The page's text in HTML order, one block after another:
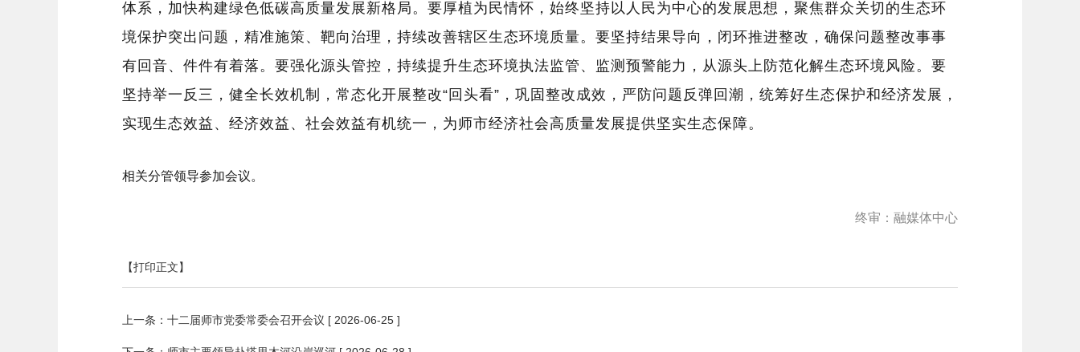
体系，加快构建绿色低碳高质量发展新格局。要厚植为民情怀，始终坚持以人民为中心的发展思想，聚焦群众关切的生态环
境保护突出问题，精准施策、靶向治理，持续改善辖区生态环境质量。要坚持结果导向 ， 闭环推进整改，确保问题整改事事
有回音、件件有着落。要强化源头管控，持续提升生态环境执法监管、监测预警能力，从源头上防范化解生态环境风险。要
坚持举一反三 ， 健全长效机制，常态化开展整改“回头看” ， 巩固整改成效，严防问题反弹回潮 ， 统筹好生态保护和经济发展，
实现生态效益、经济效益、社会效益有机统一，为师市经济社会高质量发展提供坚实生态保障。
相关分管领导参加会议。
终审：融媒体中心
【打印正文】
上一条： 十二届师市党委常委会召开会议 [ 2026-06-25 ]